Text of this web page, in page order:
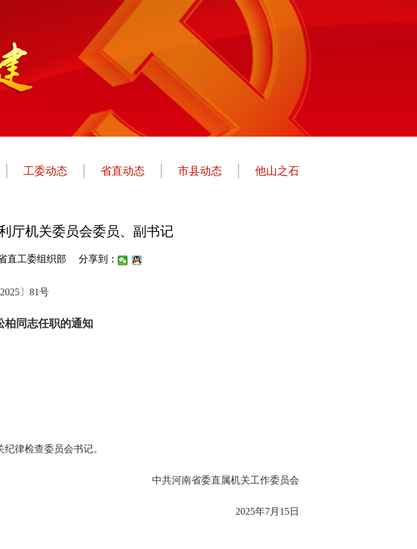
工委动态 省直动态 市县动态 他山之石
厅机关委员会委员、副书记
直工委组织部 分享到：
〕81号
柏同志任职的通知
律检查委员会书记。
中共河南省委直属机关工作委员会
2025年7月15日